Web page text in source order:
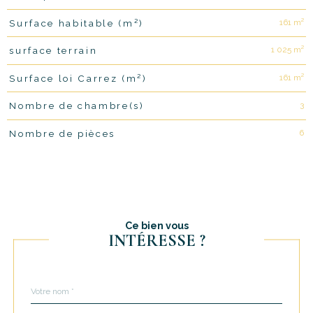
Surface habitable (m²) 161 m²
surface terrain 1 025 m²
Surface loi Carrez (m²) 161 m²
Nombre de chambre(s) 3
Nombre de pièces 6
Ce bien vous
INTÉRESSE ?
par
*